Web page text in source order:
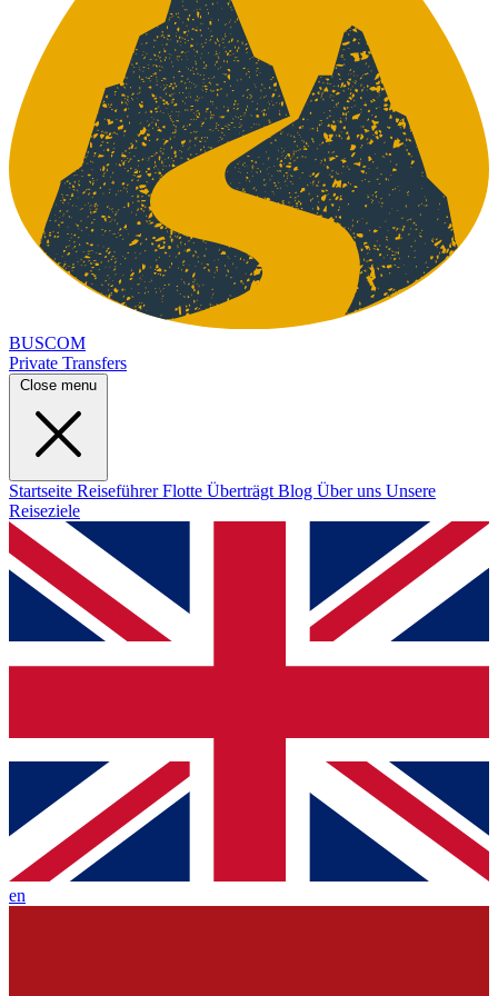
BUSCOM
Private Transfers
Close menu
Startseite ReiseführerFlotte Überträgt Blog Über uns Unsere
Reiseziele
en